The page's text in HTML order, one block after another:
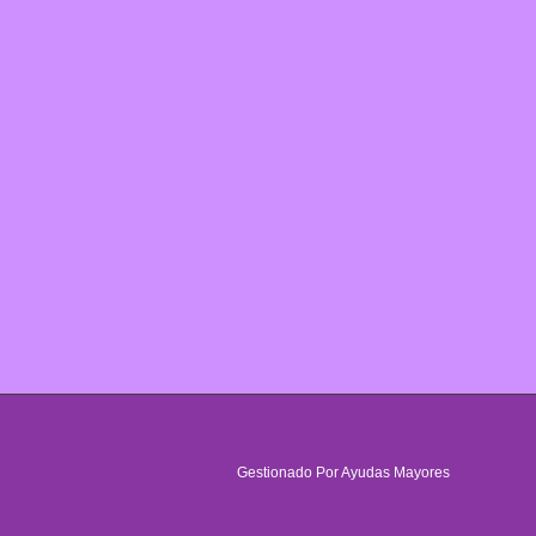
Gestionado Por Ayudas Mayores